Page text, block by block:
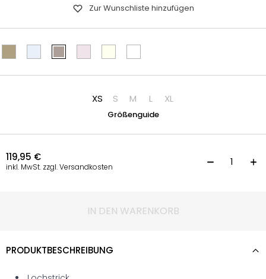
Zur Wunschliste hinzufügen
XS S M L XL
Größenguide
119,95 €
inkl. MwSt. zzgl. Versandkosten
IN DEN WARENKORB
PRODUKTBESCHREIBUNG